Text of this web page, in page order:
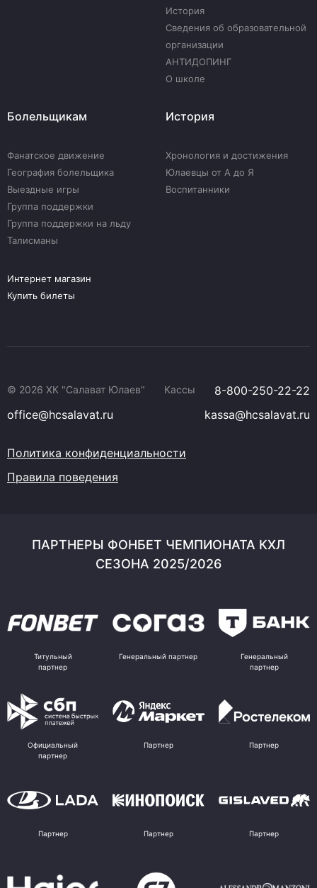
История
Сведения об образовательной
организации
АНТИДОПИНГ
О школе
Болельщикам
Фанатское движение
География болельщика
Выездные игры
Группа поддержки
Группа поддержки на льду
Талисманы
История
Хронология и достижения
Юлаевцы от А до Я
Воспитанники
Интернет магазин
Купить билеты
© 2026 ХК "Салават Юлаев" Кассы
8-800-250-22-22
office@hcsalavat.ru
kassa@hcsalavat.ru
Политика конфиденциальности
Правила поведения
ПАРТНЕРЫ ФОНБЕТ ЧЕМПИОНАТА КХЛ
СЕЗОНА 2025/2026
Титульный
партнер
Генеральный партнер
Генеральный
партнер
Официальный
партнер
Партнер Партнер
Партнер Партнер Партнер